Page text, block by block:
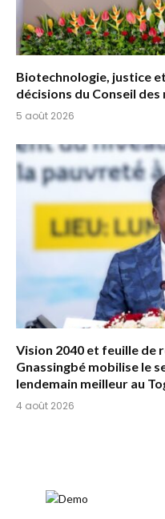
Biotechnologie, justice
décisions du Conseil
5 août 2026
Vision 2040 et feuille de
Gnassingbé mobilise le
lendemain meilleur au
4 août 2026